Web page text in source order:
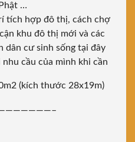
…
tích hợp đô thị, cách chợ
khu đô thị mới và các
dân cư sinh sống tại đây
cầu của mình khi cần
(kích thước 28x19m)